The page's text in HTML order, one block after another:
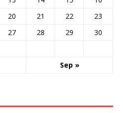
20 21 22
23
27 28 29
30
Sep »